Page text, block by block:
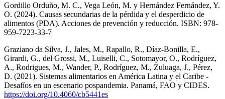
Gordillo Orduño, M. C., Vega León, M. y Hernández Fernández, Y.
O. (2024). Causas secundarias de la pérdida y el desperdicio de
alimentos (PDA). Acciones de prevención y reducción. ISBN: 978-
959-7223-33-7
Graziano da Silva, J., Jales, M., Rapallo, R., Díaz-Bonilla, E.,
Girardi, G., del Grossi, M., Luiselli, C., Sotomayor, O., Rodríguez,
A., Rodrigues, M., Wander, P., Rodríguez, M., Zuluaga, J., Pérez,
D. (2021). Sistemas alimentarios en América Latina y el Caribe -
Desafíos en un escenario pospandemia. Panamá, FAO y CIDES.
https://doi.org/10.4060/cb5441es